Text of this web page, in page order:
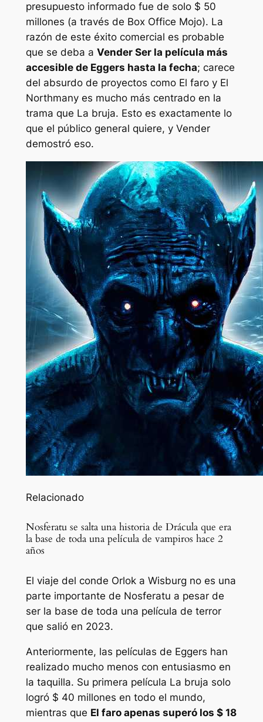
presupuesto informado fue de solo $ 50
millones (a través de Box Office Mojo). La
razón de este éxito comercial es probable
que se deba a VenderSer la película más
accesible de Eggers hasta la fecha; carece
del absurdo de proyectos como El faroy El
Northmany es mucho más centrado en la
trama que La bruja. Esto es exactamente lo
que el público general quiere, y Vender
demostró eso.
Relacionado
Nosferatu se salta una historia de Drácula que era
la base de toda una película de vampiros hace 2
años
El viaje del conde Orlok a Wisburg no es una
parte importante de Nosferatu a pesar de
ser la base de toda una película de terror
que salió en 2023.
Anteriormente, las películas de Eggers han
realizado mucho menos con entusiasmo en
la taquilla. Su primera película La bruja solo
logró $ 40 millones en todo el mundo,
mientras que El faroapenas superó los $ 18